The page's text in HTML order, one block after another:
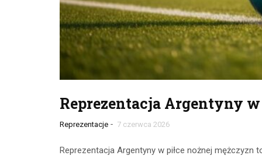
Reprezentacja Argentyny
Reprezentacje - 7 czerwca 2026
Reprezentacja Argentyny w piłce nożnej mężczyzn